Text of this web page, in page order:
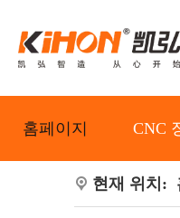
홈페이지 CNC
현재 위치: